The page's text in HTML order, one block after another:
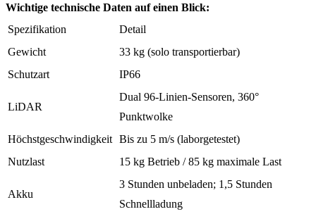
Wichtige technische Daten auf einen Blick:
Spezifikation
Detail
Gewicht
33 kg (solo transportierbar)
Schutzart
IP66
LiDAR
Dual 96-Linien-Sensoren, 360°
Punktwolke
Höchstgeschwindigkeit Bis zu 5 m/s (laborgetestet)
Nutzlast
15 kg Betrieb / 85 kg maximale Last
Akku
3 Stunden unbeladen; 1,5 Stunden
Schnellladung